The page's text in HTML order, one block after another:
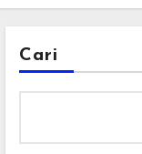
Cari